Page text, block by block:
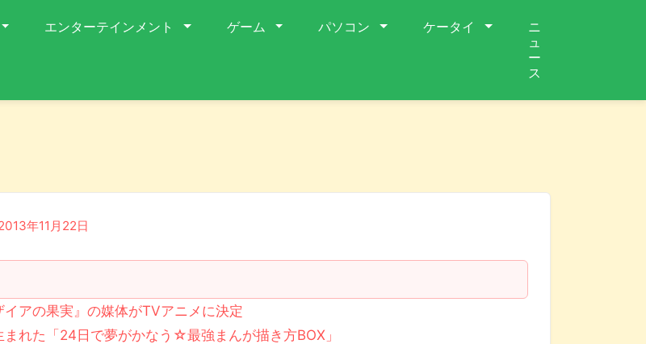
エンターテインメント ゲーム パソコン ケータイ
ニ
ュ
ー
ス
年11月22日
イアの果実』の媒体がTVアニメに決定
まれた「24日で夢がかなう☆最強まんが描き方BOX」